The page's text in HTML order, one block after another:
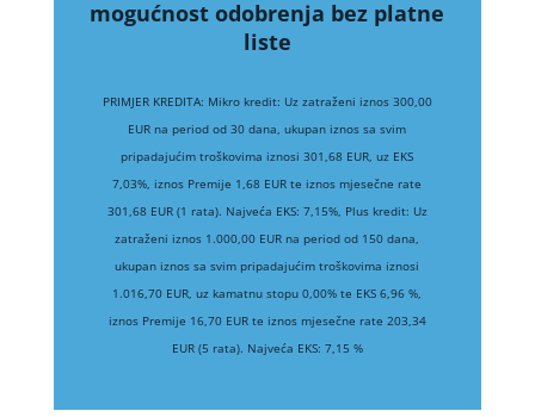
mogućnost odobrenja bez platne
liste
PRIMJER KREDITA: Mikro kredit: Uz zatraženi iznos 300,00
EUR na period od 30 dana, ukupan iznos sa svim
pripadajućim troškovima iznosi 301,68 EUR, uz EKS
7,03%, iznos Premije 1,68 EUR te iznos mjesečne rate
301,68 EUR (1 rata). Najveća EKS: 7,15%, Plus kredit: Uz
zatraženi iznos 1.000,00 EUR na period od 150 dana,
ukupan iznos sa svim pripadajućim troškovima iznosi
1.016,70 EUR, uz kamatnu stopu 0,00% te EKS 6,96 %,
iznos Premije 16,70 EUR te iznos mjesečne rate 203,34
EUR (5 rata). Najveća EKS: 7,15 %